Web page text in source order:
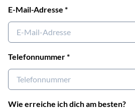
E-Mail-Adresse *
Telefonnummer*
Wie erreiche ich dich am besten?